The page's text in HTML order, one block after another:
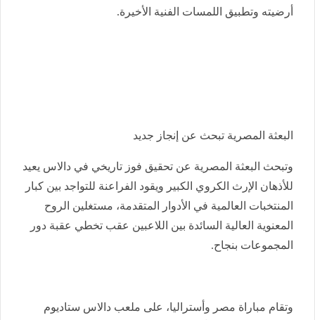
أرضيته وتطبيق اللمسات الفنية الأخيرة.
البعثة المصرية تبحث عن إنجاز جديد
وتبحث البعثة المصرية عن تحقيق فوز تاريخي في دالاس يعيد
للأذهان الإرث الكروي الكبير ويقود الفراعنة للتواجد بين كبار
المنتخبات العالمية في الأدوار المتقدمة، مستغلين الروح
المعنوية العالية السائدة بين اللاعبين عقب تخطي عقبة دور
المجموعات بنجاح.
وتقام مباراة مصر وأستراليا، على ملعب دالاس ستاديوم